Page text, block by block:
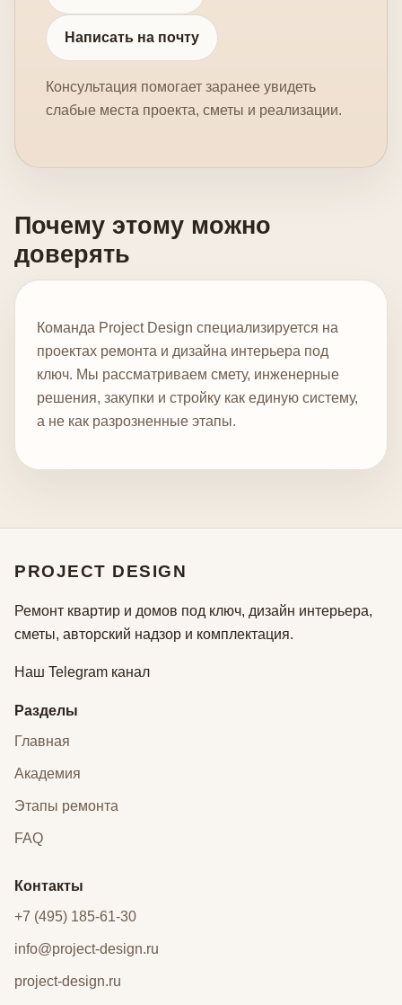
Написать на почту
Консультация помогает заранее увидеть
слабые места проекта, сметы и реализации.
Почему этому можно
доверять
Команда Project Design специализируется на
проектах ремонта и дизайна интерьера под
ключ. Мы рассматриваем смету, инженерные
решения, закупки и стройку как единую систему,
а не как разрозненные этапы.
PROJECT DESIGN
Ремонт квартир и домов под ключ, дизайн интерьера,
сметы, авторский надзор и комплектация.
Наш Telegram канал
Разделы
Главная
Академия
Этапы ремонта
FAQ
Контакты
+7 (495) 185-61-30
info@project-design.ru
project-design.ru